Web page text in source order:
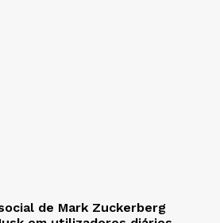
de Mark Zuckerberg